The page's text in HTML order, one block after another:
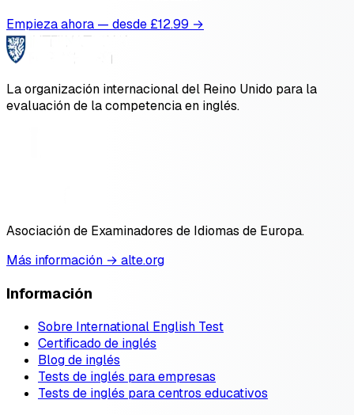
Empieza ahora — desde £12.99 →
La organización internacional del Reino Unido para la
evaluación de la competencia en inglés.
Asociación de Examinadores de Idiomas de Europa.
Más información → alte.org
Información
Sobre International English Test
Certificado de inglés
Blog de inglés
Tests de inglés para empresas
Tests de inglés para centros educativos